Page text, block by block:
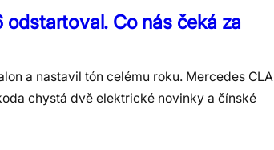
Co nás čeká za
a nastavil tón celému roku. Mercedes CLA
chystá dvě elektrické novinky a čínské